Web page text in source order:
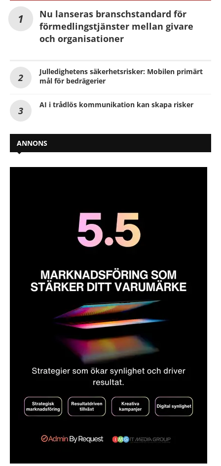
Nu lanseras branschstandard för
förmedlingstjänster mellan givare
och organisationer
Julledighetens säkerhetsrisker: Mobilen primärt
mål för bedrägerier
AI i trådlös kommunikation kan skapa risker
ANNONS